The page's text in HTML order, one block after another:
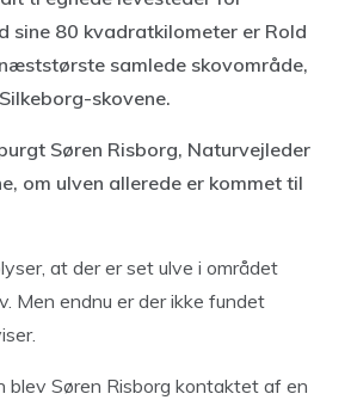
sine 80 kvadratkilometer er Rold
samlede skovområde,
skovene.
Søren Risborg, Naturvejleder
om ulven allerede er kommet til
at der er set ulve i området
Men endnu er der ikke fundet
blev Søren Risborg kontaktet af en